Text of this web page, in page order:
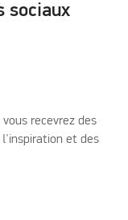
sociaux
vous recevrez des
et des